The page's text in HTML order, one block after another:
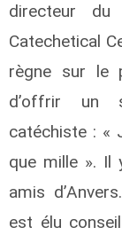
directeur du
Catechetical
règne sur le
d’offrir un
catéchiste : «
que mille ». Il
amis
est élu